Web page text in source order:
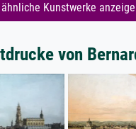
Kunstwerke
von